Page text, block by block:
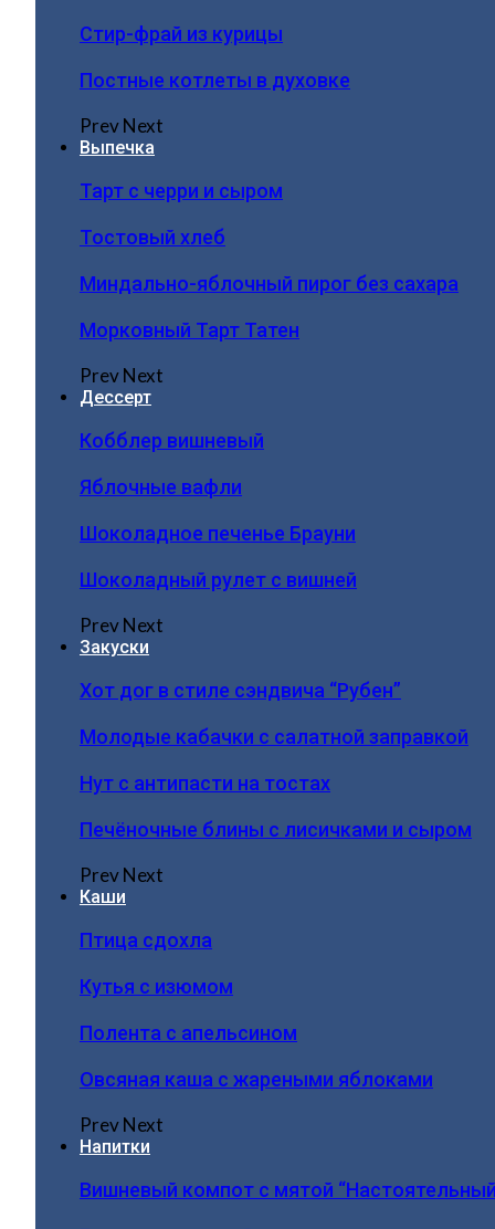
Стир-фрай из курицы
Постные котлеты в духовке
PrevNext
Выпечка
Тарт с черри и сыром
Тостовый хлеб
Миндально-яблочный пирог без сахара
Морковный Тарт Татен
PrevNext
Дессерт
Кобблер вишневый
Яблочные вафли
Шоколадное печенье Брауни
Шоколадный рулет с вишней
PrevNext
Закуски
Хот дог в стиле сэндвича “Рубен”
Молодые кабачки с салатной заправкой
Нут с антипасти на тостах
Печёночные блины с лисичками и сыром
PrevNext
Каши
Птица сдохла
Кутья с изюмом
Полента с апельсином
Овсяная каша с жареными яблоками
PrevNext
Напитки
Вишневый компот с мятой